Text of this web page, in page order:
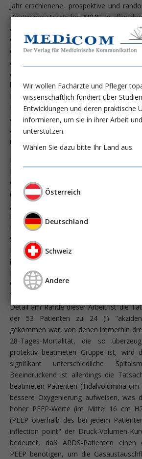
Jahr erschienene, prospektive und
Beatmungsstragie bei ARDS. In allen
Arbeit, sowie Amato et al. und Stewart et
wird eine sogenannte "protektive"
einer "konventionellen" verglichen und
auf den ersten Blick widersprüchlich
Amato-Studie,die einen
beatmeten Gruppe zeigt, bereits als
Befürwortern der permissiven
Kongreßwelt getragen wird, werden
Arbeiten von der Fraktion der
als Beweis dafür herangezogen, daß
richtig gemacht haben.
Bei genauer Betrachtung dieser
Bild, das uns sehr wohl mit sich
widersprüchlichen Informationen
man die Arbeiten von Brochard und
gegenüberstellt, denn es werden hier
Beatmungsprotokolle verglichen: Die
Kontrollgruppe werden
Spitzendrucken von 46 cm H2O und
H2O beatmet. Die Daten sagen uns,
innerhalb von 28 Tagen eine fast
Barotaumarate (= Pneumothorax,
Weichteilemphysem) von 42% und
Tages-Mortalität von 71% zu
Detail am Rande dieser Arbeit ist die
der 53 Patienten zu 24 (!)
gekommen war, von denen immerhin
28-Tages-Mortalität, die so
protektiv beatmeten Gruppe ist, wird
signifikant unterschiedliche
Beeindruckend ist allerdings die
beatmeten Patienten (Tidalvolumina
bessere Oxygenierung aufweisen, was
hoher PEEP-Werte (im Mittel 16 cm
(PEEP oberhalb des bei jedem
inflection point" der Druck-Volumen-
bedeutet, daß ARDS-Patienten einen
PEEP benötigen, um die
Wir wollen Fachärzte und Pfleger
wissenschaftlich fundiert über
Entwicklungen und deren praktische
informieren, um sie in ihrer Arbeit
unterstützen.
Wählen Sie dazu bitte Ihr Land aus.
Österreich
Deutschland
Schweiz
Andere